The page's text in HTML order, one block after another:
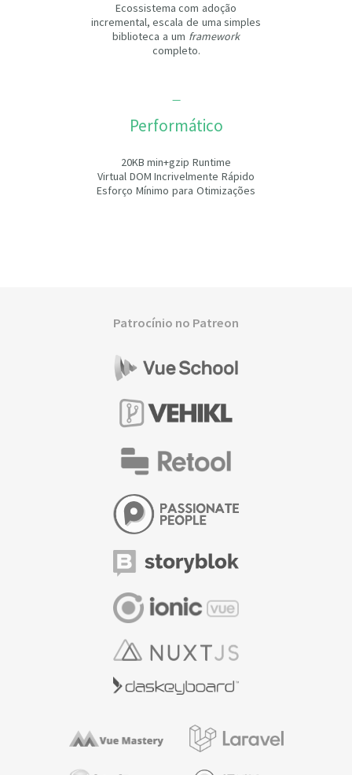
Ecossistema com adoção
incremental, escala de uma simples
biblioteca a um framework
completo.
Performático
20KB min+gzip Runtime
Virtual DOM Incrivelmente Rápido
Esforço Mínimo para Otimizações
Patrocínio no Patreon